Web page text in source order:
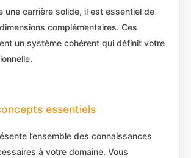
une carrière solide, il est essentiel de
complémentaires. Ces
un système cohérent qui définit votre
essentiels
l’ensemble des connaissances
à votre domaine. Vous